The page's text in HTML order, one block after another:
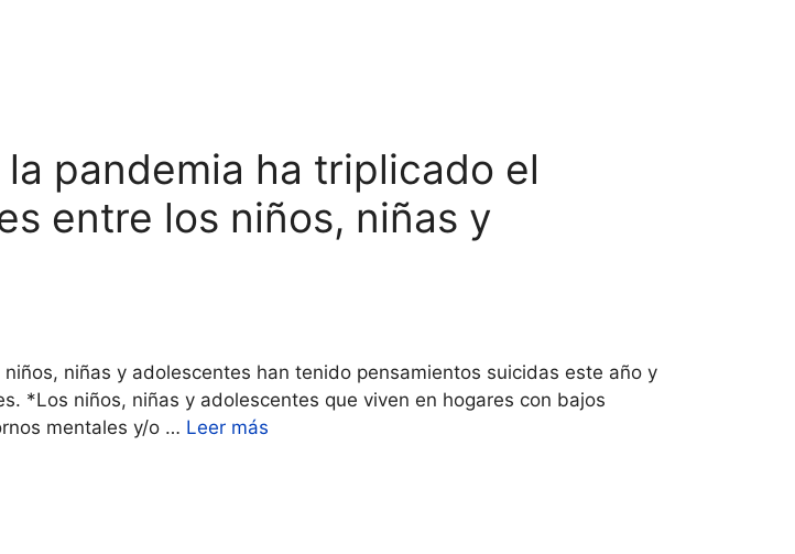
pandemia ha triplicado el
entre los niños, niñas y
niñas y adolescentes han tenido pensamientos suicidas este año y
*Los niños, niñas y adolescentes que viven en hogares con bajos
mentales y/o … Leer más